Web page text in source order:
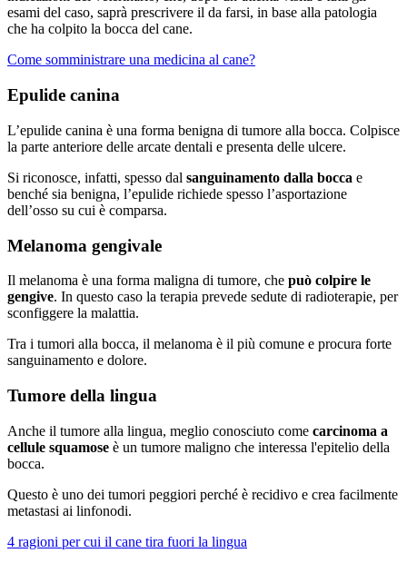
esami del caso, saprà prescrivere il da farsi, in base alla patologia
che ha colpito la bocca del cane.
Come somministrare una medicina al cane?
Epulide canina
L’epulide canina è una forma benigna di tumore alla bocca. Colpisce
la parte anteriore delle arcate dentali e presenta delle ulcere.
Si riconosce, infatti, spesso dal sanguinamento dalla bocca e
benché sia benigna, l’epulide richiede spesso l’asportazione
dell’osso su cui è comparsa.
Melanoma gengivale
Il melanoma è una forma maligna di tumore, che può colpire le
gengive. In questo caso la terapia prevede sedute di radioterapie, per
sconfiggere la malattia.
Tra i tumori alla bocca, il melanoma è il più comune e procura forte
sanguinamento e dolore.
Tumore della lingua
Anche il tumore alla lingua, meglio conosciuto come carcinoma a
cellule squamose è un tumore maligno che interessa l'epitelio della
bocca.
Questo è uno dei tumori peggiori perché è recidivo e crea facilmente
metastasi ai linfonodi.
4 ragioni per cui il cane tira fuori la lingua